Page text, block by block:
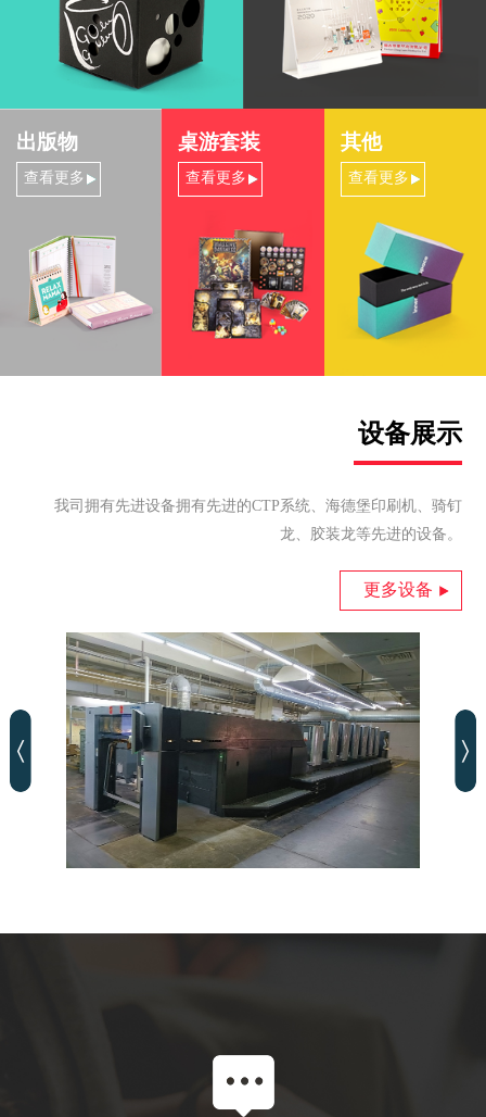
出版物
查看更多
桌游套装
查看更多
其他
查看更多
设备展示
我司拥有先进设备拥有先进的CTP系统、海德堡印刷机、骑钉
龙、胶装龙等先进的设备。
更多设备